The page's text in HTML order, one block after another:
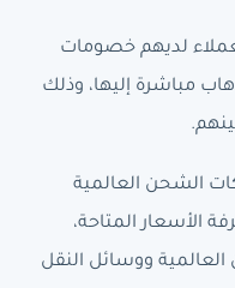
لديهم خصومات
مباشرة إليها، وذلك
الشحن العالمية
الأسعار المتاحة،
ووسائل النقل